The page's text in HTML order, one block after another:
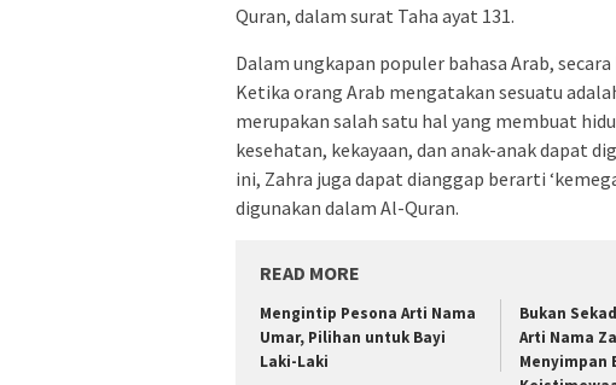
Quran, dalam surat Taha ayat 131.
Dalam ungkapan populer bahasa Arab,
Ketika orang Arab mengatakan sesuatu
merupakan salah satu hal yang membuat
kesehatan, kekayaan, dan anak-anak dapat
ini, Zahra juga dapat dianggap berarti
digunakan dalam Al-Quran.
READ MORE
Mengintip Pesona Arti Nama
Umar, Pilihan untuk Bayi
Laki-Laki
Bukan
Arti Nama
Menyimpan